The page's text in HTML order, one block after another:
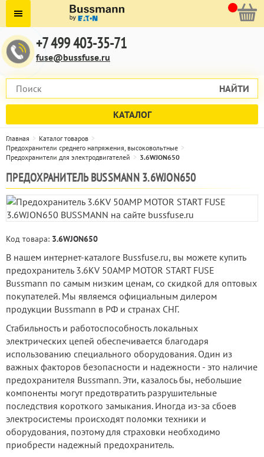
+7 499 403-35-71
fuse@bussfuse.ru
НАЙТИ
КАТАЛОГ
Главная
Каталог товаров
Предохранители среднего напряжения, высоковольтные
Предохранители для электродвигателей
3.6WJON650
ПРЕДОХРАНИТЕЛЬ BUSSMANN 3.6WJON650
Код товара: 3.6WJON650
В нашем интернет-каталоге Bussfuse.ru, вы можете купить
предохранитель 3.6KV 50AMP MOTOR START FUSE
Bussmann по самым низким ценам, со скидкой для оптовых
покупателей. Мы являемся официальным дилером
продукции Bussmann в РФ и странах СНГ.
Стабильность и работоспособность локальных
электрических цепей обеспечивается благодаря
использованию специального оборудования. Один из
важных факторов безопасности и надежности - это наличие
предохранителя Bussmann. Эти, казалось бы, небольшие
компоненты могут предотвратить разрушительные
последствия короткого замыкания. Иногда из-за сбоев
электросистемы происходят поломки техники и
оборудования, поэтому для страховки необходимо
приобрести надежный предохранитель.